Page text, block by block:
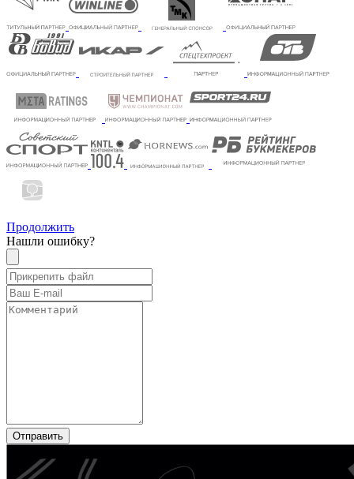
Продолжить
Нашли ошибку?